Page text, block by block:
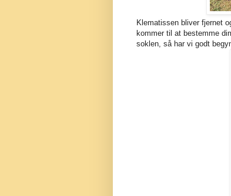
Klematissen bliver fjernet
kommer til at bestemme
soklen, så har vi godt